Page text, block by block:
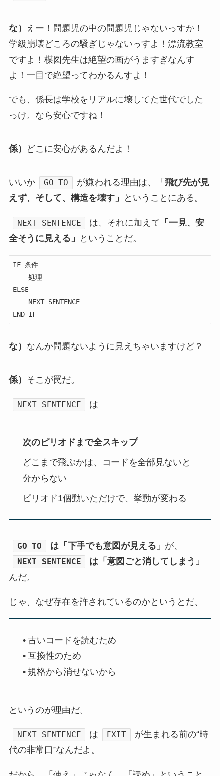
な）
えー！問題児の中の問題児じゃないっすか！
学級崩壊どころの騒ぎじゃないっすよ！漂流教室
ですよ！楳図先生は絶望の画がうますぎなんす
よ！一目で絶望ってわかるんすよ！
でも、係長は学校をリアルに壊してた世代でした
っけ。なら安心ですね！
係） どこに安心があるんだよ！
いいか GO TO が嫌われる理由は、「飛び先が見
えず、そして、構造を壊す」
ということにある。
NEXT SENTENCE は、それに加えて 「一見、安
全そうに見える」
ということだ。
IF 条件
ELSE
END-IF
な） なんか問題ないように見えちゃいますけど？
係） そこが罠だ。
NEXT SENTENCE は
次のピリオドまで全スキップ
どこまで飛ぶかは、コードを全部見ないと
分からない
ピリオド1個動いただけで、挙動が変わる
GO TO は「下手でも意図が見える」 が、
NEXT SENTENCE
は「意図ごと消してしまう」
んだ。
じゃ、なぜ存在を許されているのかというとだ、
• 古いコードを読むため
• 互換性のため
• 規格から消せないから
というのが理由だ。
NEXT SENTENCE は EXIT
が生まれる前の“時
代の非常口”なんだよ。